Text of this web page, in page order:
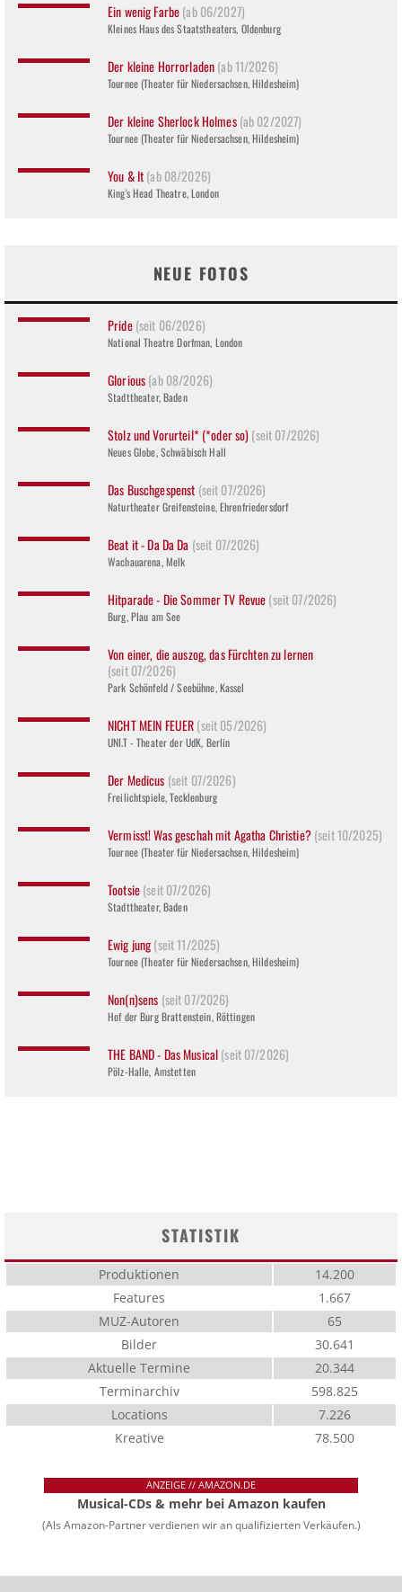
Ein wenig Farbe(ab 06/2027)
Kleines Haus des Staatstheaters, Oldenburg
Der kleine Horrorladen(ab 11/2026)
Tournee (Theater für Niedersachsen, Hildesheim)
Der kleine Sherlock Holmes(ab 02/2027)
Tournee (Theater für Niedersachsen, Hildesheim)
You & It(ab 08/2026)
King's Head Theatre, London
NEUE FOTOS
Pride(seit 06/2026)
National Theatre Dorfman, London
Glorious(ab 08/2026)
Stadttheater, Baden
Stolz und Vorurteil* (*oder so)(seit 07/2026)
Neues Globe, Schwäbisch Hall
Das Buschgespenst (seit 07/2026)
Naturtheater Greifensteine, Ehrenfriedersdorf
Beat it - Da Da Da (seit 07/2026)
Wachauarena, Melk
Hitparade - Die Sommer TV Revue(seit 07/2026)
Burg, Plau am See
Von einer, die auszog, das Fürchten zu lernen
(seit 07/2026)
Park Schönfeld / Seebühne, Kassel
NICHT MEIN FEUER(seit 05/2026)
UNI.T - Theater der UdK, Berlin
Der Medicus (seit 07/2026)
Freilichtspiele, Tecklenburg
Vermisst! Was geschah mit Agatha Christie?(seit 10/2025)
Tournee (Theater für Niedersachsen, Hildesheim)
Tootsie(seit 07/2026)
Stadttheater, Baden
Ewig jung(seit 11/2025)
Tournee (Theater für Niedersachsen, Hildesheim)
Non(n)sens (seit 07/2026)
Hof der Burg Brattenstein, Röttingen
THE BAND - Das Musical(seit 07/2026)
Pölz-Halle, Amstetten
STATISTIK
Produktionen
14.200
Features
1.667
MUZ-Autoren
65
Bilder
30.641
Aktuelle Termine
20.344
Terminarchiv
598.825
Locations
7.226
Kreative
78.500
ANZEIGE // AMAZON.DE
Musical-CDs & mehr bei Amazon kaufen
(Als Amazon-Partner verdienen wir an qualifizierten Verkäufen.)